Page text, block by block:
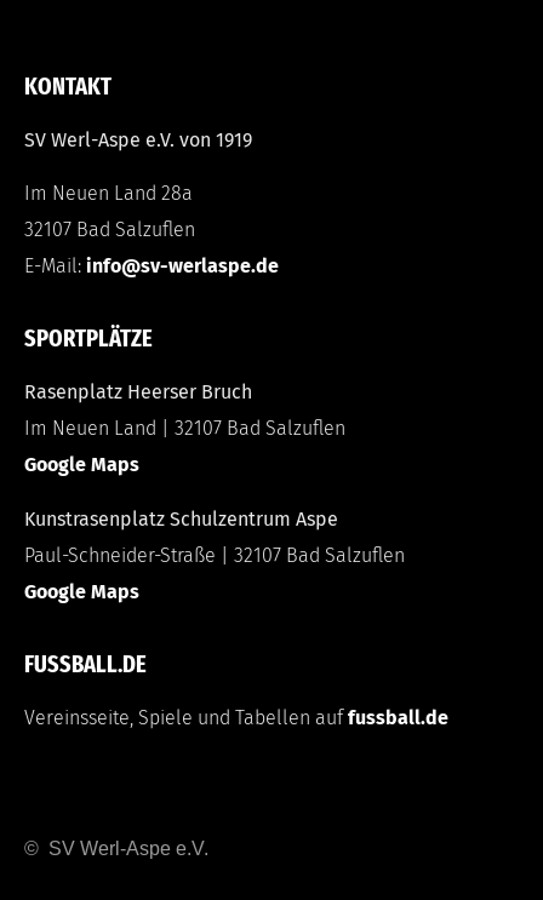
KONTAKT
SV Werl-Aspe e.V. von 1919
Im Neuen Land 28a
32107 Bad Salzuflen
E-Mail: info@sv-werlaspe.de
SPORTPLÄTZE
Rasenplatz Heerser Bruch
Im Neuen Land | 32107 Bad Salzuflen
Google Maps
Kunstrasenplatz Schulzentrum Aspe
Paul-Schneider-Straße | 32107 Bad Salzuflen
Google Maps
FUSSBALL.DE
Vereinsseite, Spiele und Tabellen auffussball.de
© SV Werl-Aspe e.V.